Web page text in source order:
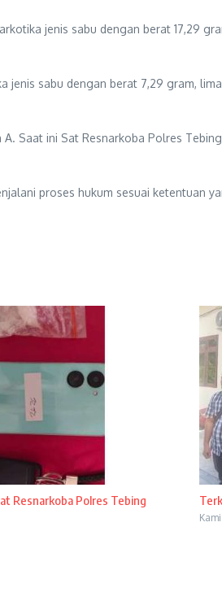
jenis sabu dengan berat 17,29
sabu dengan berat 7,29 gram,
Saat ini Sat Resnarkoba Polres
proses hukum sesuai ketentuan
Resnarkoba Polres Tebing